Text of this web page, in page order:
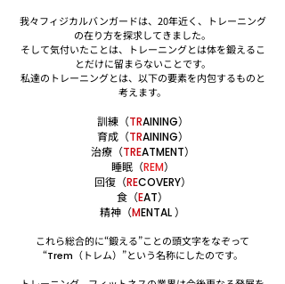
我々フィジカルバンガードは、20年近く、トレーニング
の在り方を探求してきました。
そして気付いたことは、トレーニングとは体を鍛えるこ
とだけに留まらないことです。
私達のトレーニングとは、以下の要素を内包するものと
考えます。
訓練（TRAINING）
育成（TRAINING）
治療（TREATMENT）
睡眠（REM）
回復（RECOVERY）
食（EAT）
精神（MENTAL）
これら総合的に“鍛える”ことの頭文字をなぞって
“Trem （トレム）”という名称にしたのです。